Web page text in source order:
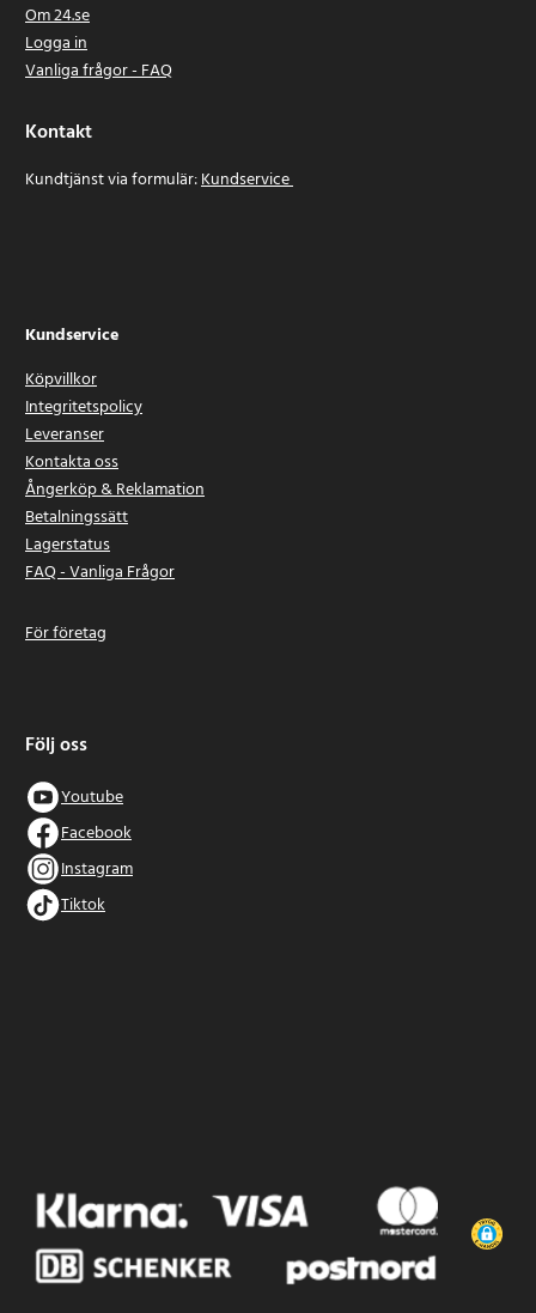
Om 24.se
Logga in
Vanliga frågor - FAQ
Kontakt
Kundtjänst via formulär:Kundservice
Kundservice
Köpvillkor
Integritetspolicy
Leveranser
Kontakta oss
Ångerköp & Reklamation
Betalningssätt
Lagerstatus
FAQ - Vanliga Frågor
För företag
Följ oss
Youtube
Facebook
Instagram
Tiktok